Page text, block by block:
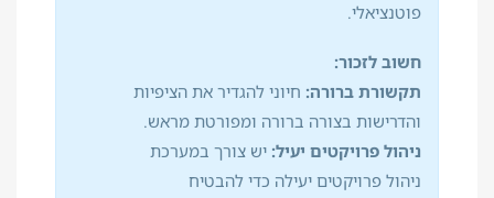
פוטנציאלי.
חשוב לזכור:
תקשורת ברורה: חיוני להגדיר את הציפיות
והדרישות בצורה ברורה ומפורטת מראש.
ניהול פרויקטים יעיל: יש צורך במערכת
ניהול פרויקטים יעילה כדי להבטיח